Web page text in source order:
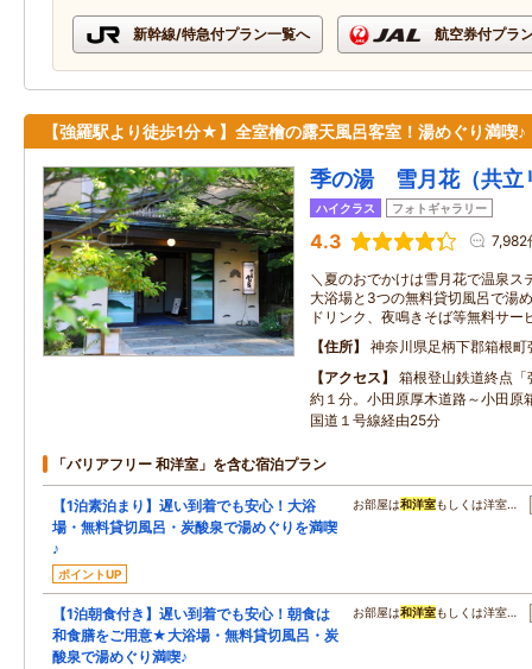
新幹線/特急付プラン一覧へ 航空券付プラ
【強羅駅より徒歩1分★】全室檜の露天風呂客室！湯めぐり満喫♪
季の湯 雪月花（共立
ハイクラス フォトギャラリー
4.3 7,982
＼夏のおでかけは雪月花で温泉ス
大浴場と3つの無料貸切風呂で湯
ドリンク、夜鳴きそば等無料サー
住所
神奈川県足柄下郡箱根
アクセス
箱根登山鉄道終点
約１分。小田原厚木道路～小田原
国道１号線経由25分
「バリアフリー 和洋室」を含む宿泊プラン
【1泊素泊まり】遅い到着でも安心！大浴
場・無料貸切風呂・炭酸泉で湯めぐりを満喫
♪
ポイントUP
お部屋は和洋室もしくは洋室…
【1泊朝食付き】遅い到着でも安心！朝食は
和食膳をご用意★大浴場・無料貸切風呂・炭
酸泉で湯めぐり満喫♪
お部屋は和洋室もしくは洋室…